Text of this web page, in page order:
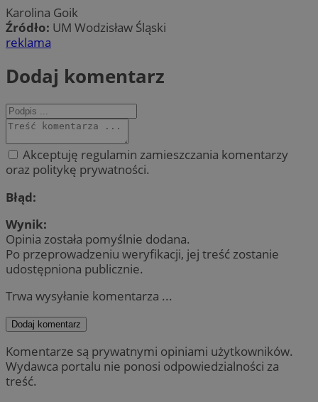
Karolina Goik
Źródło: UM Wodzisław Śląski
reklama
Dodaj komentarz
Akceptuję regulamin zamieszczania komentarzy
oraz politykę prywatności.
Błąd:
Wynik:
Opinia została pomyślnie dodana.
Po przeprowadzeniu weryfikacji, jej treść zostanie
udostępniona publicznie.
Trwa wysyłanie komentarza ...
Dodaj komentarz
Komentarze są prywatnymi opiniami użytkowników.
Wydawca portalu nie ponosi odpowiedzialności za
treść.